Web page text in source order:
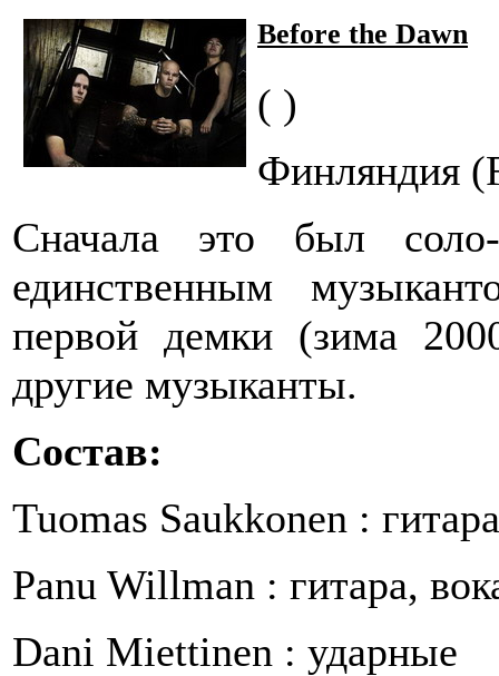
Before the Dawn
( )
Финляндия
Сначала это был
единственным
первой демки (зима
другие музыканты.
Состав:
Tuomas Saukkonen :
Panu Willman : гитара,
Dani Miettinen : ударные